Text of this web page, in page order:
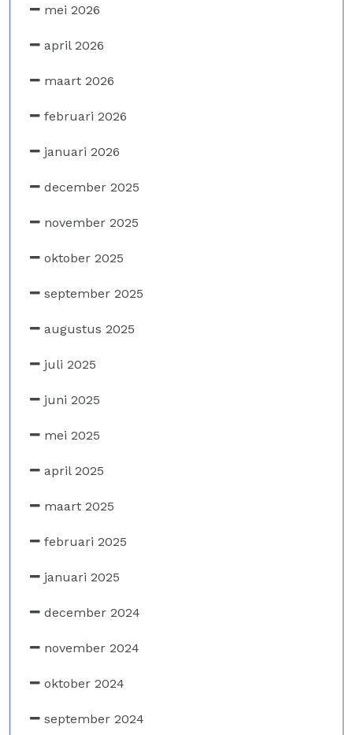
mei 2026
april 2026
maart 2026
februari 2026
januari 2026
december 2025
november 2025
oktober 2025
september 2025
augustus 2025
juli 2025
juni 2025
mei 2025
april 2025
maart 2025
februari 2025
januari 2025
december 2024
november 2024
oktober 2024
september 2024